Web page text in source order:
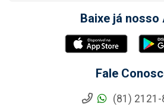
Baixe já nosso
Fale
(81) 2121-